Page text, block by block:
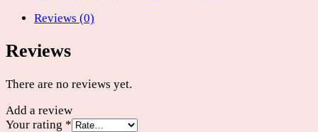
D225х90мм
Reviews (0)
Reviews
There are no reviews yet.
Add a review
Your rating *